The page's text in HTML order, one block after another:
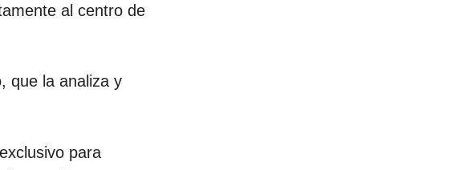
al centro de
que la analiza y
para